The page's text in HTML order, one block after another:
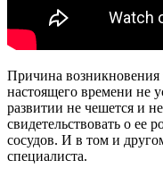
Причина возникновения
настоящего времени не
развитии не чешется и
свидетельствовать о ее
сосудов. И в том и
специалиста.